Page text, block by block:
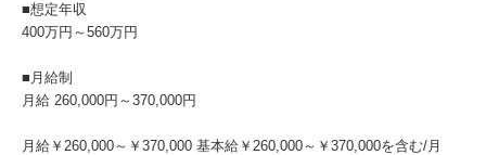
■想定年収
400万円～560万円
■月給制
月給 260,000円～370,000円
月給￥260,000～￥370,000 基本給￥260,000～￥370,000を含む/月